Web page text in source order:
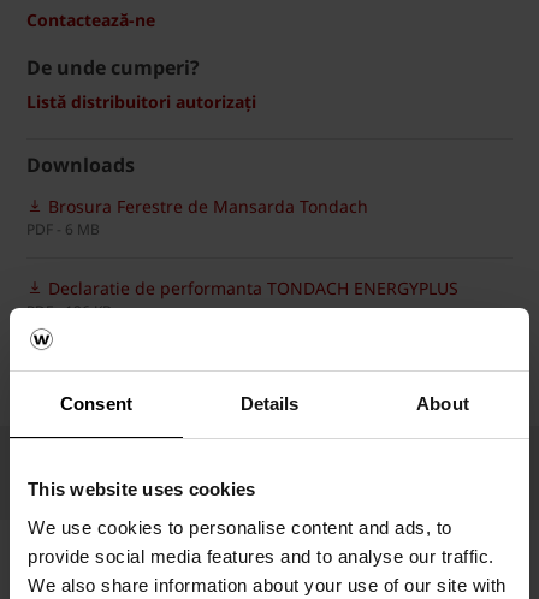
Consent Details About
This website uses cookies
We use cookies to personalise content and ads, to
provide social media features and to analyse our traffic.
We also share information about your use of our site with
Contactează-ne
De unde cumperi?
Listă distribuitori autorizați
Downloads
Brosura Ferestre de Mansarda Tondach
PDF - 6 MB
Declaratie de performanta TONDACH ENERGYPLUS
PDF - 126 KB
Downloads